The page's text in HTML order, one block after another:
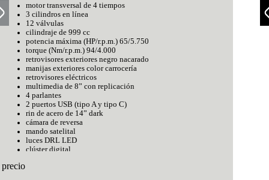
motor transversal de 4 tiempos
3 cilindros en línea
12 válvulas
cilindraje de 999 cc
potencia máxima (HP/r.p.m.) 65/5.750
torque (Nm/r.p.m.) 94/4.000
retrovisores exteriores negro nacarado
manijas exteriores color carrocería
retrovisores eléctricos
multimedia de 8” con replicación
4 parlantes
2 puertos USB (tipo A y tipo C)
rin de acero de 14” dark
cámara de reversa
mando satelital
luces DRL LED
clúster digital
precio